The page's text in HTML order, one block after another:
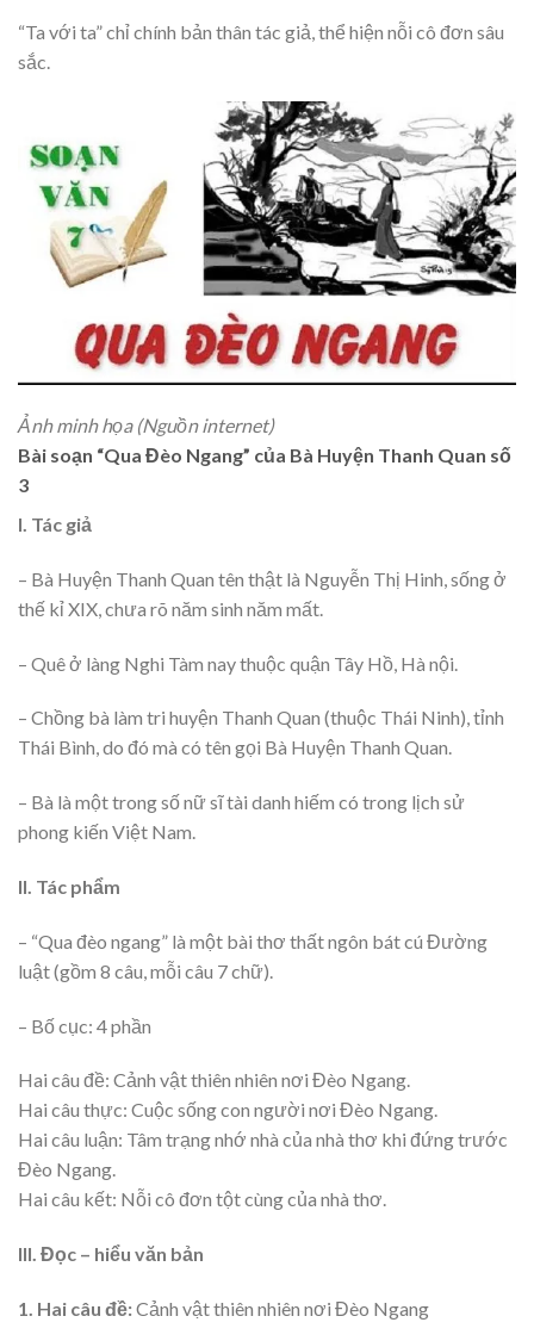
“Ta với ta” chỉ chính bản thân tác giả, thể hiện nỗi cô đơn sâu
sắc.
Ảnh minh họa (Nguồn internet)
Bài soạn “Qua Đèo Ngang” của Bà Huyện Thanh Quan số
3
I. Tác giả
– Bà Huyện Thanh Quan tên thật là Nguyễn Thị Hinh, sống ở
thế kỉ XIX, chưa rõ năm sinh năm mất.
– Quê ở làng Nghi Tàm nay thuộc quận Tây Hồ, Hà nội.
– Chồng bà làm tri huyện Thanh Quan (thuộc Thái Ninh), tỉnh
Thái Bình, do đó mà có tên gọi Bà Huyện Thanh Quan.
– Bà là một trong số nữ sĩ tài danh hiếm có trong lịch sử
phong kiến Việt Nam.
II. Tác phẩm
– “Qua đèo ngang” là một bài thơ thất ngôn bát cú Đường
luật (gồm 8 câu, mỗi câu 7 chữ).
– Bố cục: 4 phần
Hai câu đề: Cảnh vật thiên nhiên nơi Đèo Ngang.
Hai câu thực: Cuộc sống con người nơi Đèo Ngang.
Hai câu luận: Tâm trạng nhớ nhà của nhà thơ khi đứng trước
Đèo Ngang.
Hai câu kết: Nỗi cô đơn tột cùng của nhà thơ.
III. Đọc – hiểu văn bản
1. Hai câu đề:Cảnh vật thiên nhiên nơi Đèo Ngang